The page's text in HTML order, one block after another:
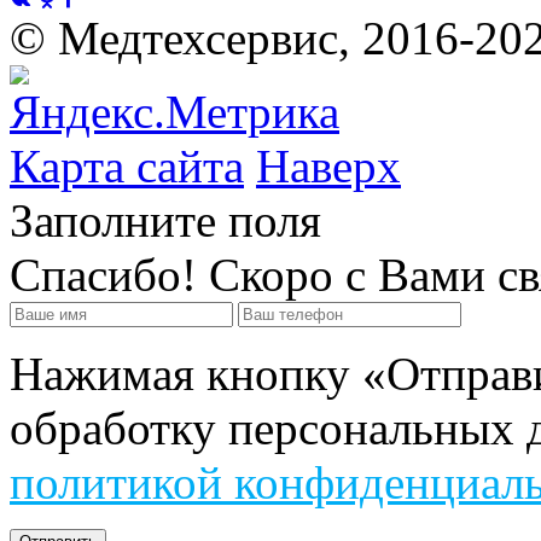
© Медтехсервис, 2016-
Карта сайта Наверх
Заполните поля
Спасибо! Скоро с Вами
Нажимая кнопку
обработку персональных
политикой